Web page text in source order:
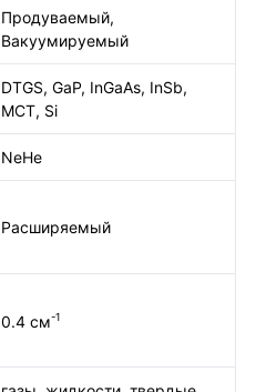
Продуваемый,
Вакуумируемый
DTGS, GaP, InGaAs, InSb,
MCT, Si
NeHe
Расширяемый
0.4 см-1